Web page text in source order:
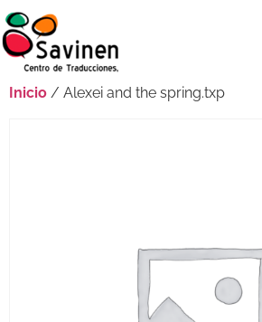
Inicio / Alexei and the spring.txp